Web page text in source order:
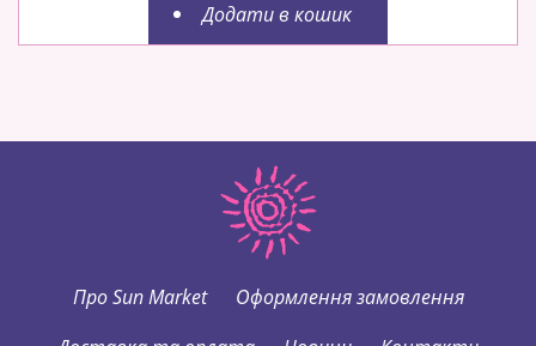
Додати в кошик
Про Sun Market
Оформлення замовлення